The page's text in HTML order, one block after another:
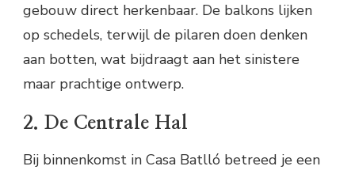
gebouw direct herkenbaar. De balkons lijken
op schedels, terwijl de pilaren doen denken
aan botten, wat bijdraagt aan het sinistere
maar prachtige ontwerp.
2. De Centrale Hal
Bij binnenkomst in Casa Batlló betreed je een